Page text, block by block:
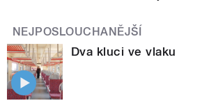
NEJPOSLOUCHANĚJŠÍ
Dva kluci ve vlaku